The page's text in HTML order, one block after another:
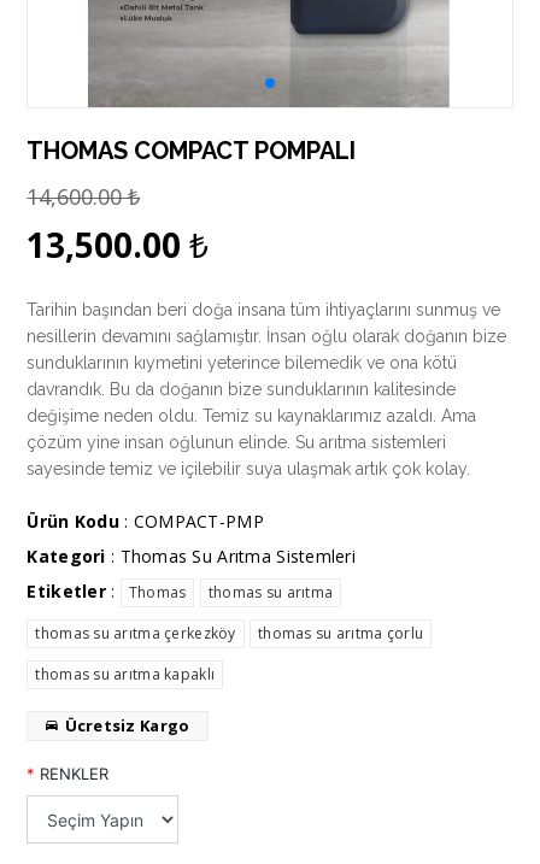
THOMAS COMPACT POMPALI
14,600.00₺
13,500.00₺
Tarihin başından beri doğa insana tüm ihtiyaçlarını sunmuş ve
nesillerin devamını sağlamıştır. İnsan oğlu olarak doğanın bize
sunduklarının kıymetini yeterince bilemedik ve ona kötü
davrandık. Bu da doğanın bize sunduklarının kalitesinde
değişime neden oldu. Temiz su kaynaklarımız azaldı. Ama
çözüm yine insan oğlunun elinde. Su arıtma sistemleri
sayesinde temiz ve içilebilir suya ulaşmak artık çok kolay.
Ürün Kodu: COMPACT-PMP
Kategori : Thomas Su Arıtma Sistemleri
Etiketler: Thomas
thomas su arıtma
thomas su arıtma çerkezköy
thomas su arıtma çorlu
thomas su arıtma kapaklı
Ücretsiz Kargo
* RENKLER